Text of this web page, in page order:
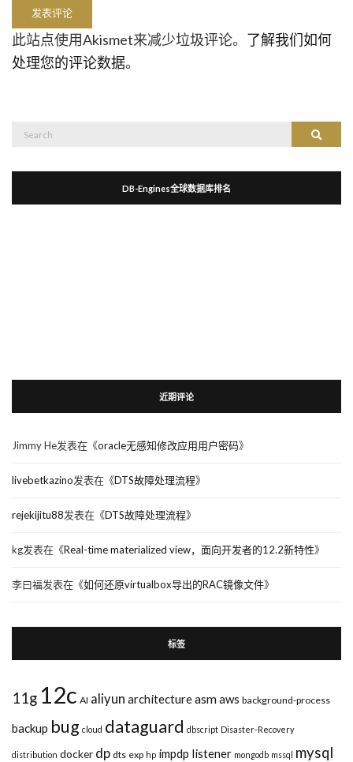
此站点使用Akismet来减少垃圾评论。 了解我们如何
处理您的评论数据。
Search
DB-Engines全球数据库排名
近期评论
Jimmy He发表在《oracle无感知修改应用用户密码》
livebetkazino发表在《DTS故障处理流程》
rejekijitu88发表在《DTS故障处理流程》
kg发表在《Real-time materialized view，面向开发者的12.2新特性》
李曰福发表在《如何还原virtualbox导出的RAC镜像文件》
标签
11g 12c AI aliyun architectureasmaws background-process
backup bug cloud dataguard dbscript Disaster-Recovery
distribution docker dp dts exp hp impdp listener mongodb mssql mysql